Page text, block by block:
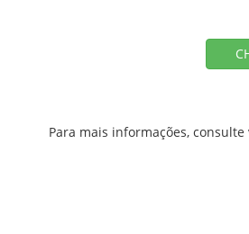
Para mais informações,